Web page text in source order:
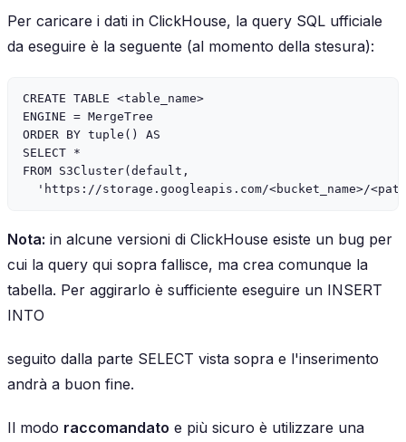
Per caricare i dati in ClickHouse, la query SQL ufficiale
da eseguire è la seguente (al momento della stesura):
CREATE TABLE <table_name>
ENGINE = MergeTree
ORDER BY tuple() AS
SELECT *
FROM S3Cluster(default,
Nota: in alcune versioni di ClickHouse esiste un bug per
cui la query qui sopra fallisce, ma crea comunque la
tabella. Per aggirarlo è sufficiente eseguire un INSERT
INTO
seguito dalla parte SELECT vista sopra e l'inserimento
andrà a buon fine.
Il modo raccomandato e più sicuro è utilizzare una